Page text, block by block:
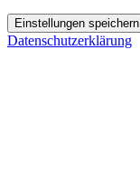
Einstellungen speichern
Datenschutzerklärung